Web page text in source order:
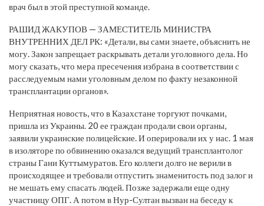
врач был в этой преступной команде.
РАШИД ЖАКУПОВ — ЗАМЕСТИТЕЛЬ МИНИСТРА
ВНУТРЕННИХ ДЕЛ РК: «Детали, вы сами знаете, объяснить не
могу. Закон запрещает раскрывать детали уголовного дела. Но
могу сказать, что мера пресечения избрана в соответствии с
расследуемым нами уголовным делом по факту незаконной
трансплантации органов».
Неприятная новость, что в Казахстане торгуют почками,
пришла из Украины. 20 ее граждан продали свои органы,
заявили украинские полицейские. И оперировали их у нас. 1 мая
в изоляторе по обвинению оказался ведущий трансплантолог
страны Гани Куттымуратов. Его коллеги долго не верили в
происходящее и требовали отпустить знаменитость под залог и
не мешать ему спасать людей. Позже задержали еще одну
участницу ОПГ. А потом в Нур-Султан вызван на беседу к